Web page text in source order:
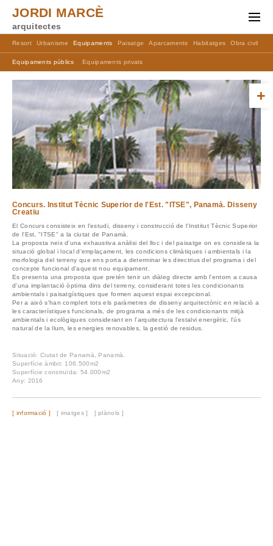
arquitectes
Equipaments públics Equipaments privats
Resort Urbanisme Equipaments Paisatge Aparcaments Habitatges Obra civil
JORDI MARCÈ
+
Concurs. Institut Tècnic Superior de l'Est. "ITSE", Panamà. Disseny
Creatiu
El Concurs consisteix en l'estudi, disseny i construcció de l'Institut Tècnic Superior
de l'Est, "ITSE" a la ciutat de Panamà.
La proposta neix d'una exhaustiva anàlisi del lloc i del paisatge on es considera la
situació global i local d'emplaçament, les condicions climàtiques i ambientals i la
morfologia del terreny que ens porta a determinar les directrius del programa i del
concepte funcional d'aquest nou equipament.
Es presenta una proposta que pretén tenir un diàleg directe amb l'entorn a causa
d'una implantació òptima dins del terreny, considerant totes les condicionants
ambientals i paisatgístiques que formen aquest espai excepcional.
Per a això s'han complert tots els paràmetres de disseny arquitectònic en relació a
les característiques funcionals, de programa a més de les condicionants mitjà
ambientals i ecològiques considerant en l'arquitectura l'estalvi energètic, l'ús
natural de la llum, les energies renovables, la gestió de residus.
Situació: Ciutat de Panamà, Panamà.
Superfície àmbit: 106.500m2
Superfície construïda: 54.000m2
Any: 2016
[ informació ] [ imatges ] [ plànols ]